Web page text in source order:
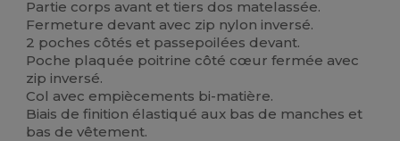
Partie corps avant et tiers dos matelassée.
Fermeture devant avec zip nylon inversé.
2 poches côtés et passepoilées devant.
Poche plaquée poitrine côté cœur fermée avec
zip inversé.
Col avec empiècements bi-matière.
Biais de finition élastiqué aux bas de manches et
bas de vêtement.